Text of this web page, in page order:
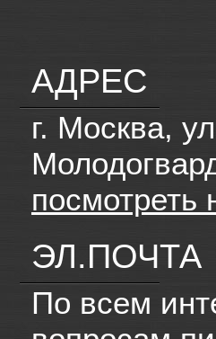
АДРЕС
г. Москва,
посмотреть
ЭЛ.ПОЧТА
По всем